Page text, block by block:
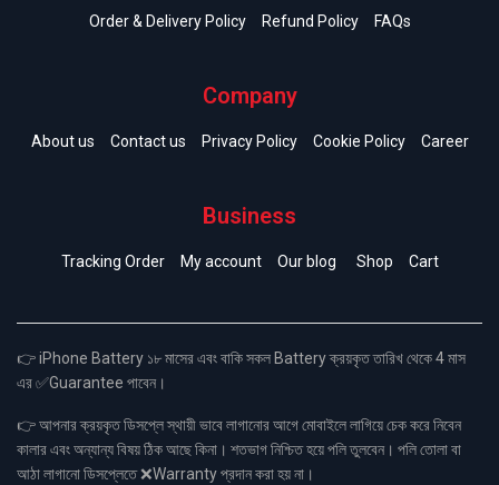
Order & Delivery Policy
Refund Policy FAQs
Company
About us Contact us Privacy Policy Cookie Policy Career
Business
Tracking Order My account Our blog Shop Cart
👉 iPhone Battery ১৮ মাসের এবং বাকি সকল Battery ক্রয়কৃত তারিখ থেকে 4 মাস
এর ✅Guarantee পাবেন।
👉 আপনার ক্রয়কৃত ডিসপ্লে স্থায়ী ভাবে লাগানোর আগে মোবাইলে লাগিয়ে চেক করে নিবেন
কালার এবং অন্যান্য বিষয় ঠিক আছে কিনা। শতভাগ নিশ্চিত হয়ে পলি তুলবেন। পলি তোলা বা
আঠা লাগানো ডিসপ্লেতে ❌Warranty প্রদান করা হয় না।